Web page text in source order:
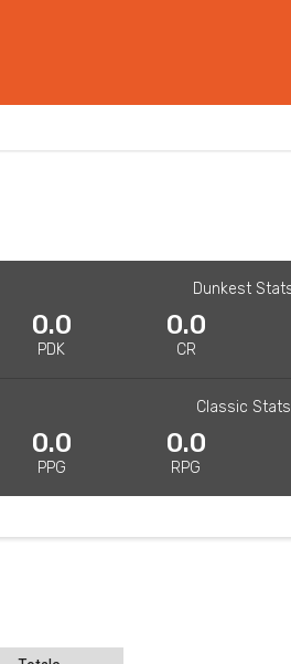
Dunkest
0.0
PDK
0.0
CR
Classic Stats
0.0
PPG
0.0
RPG